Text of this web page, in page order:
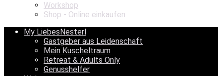
Workshop
Shop - Online einkaufen
My LiebesNesterl
Gastgeber aus Leidenschaft
Mein Kuscheltraum
Retreat & Adults Only
Genusshelfer